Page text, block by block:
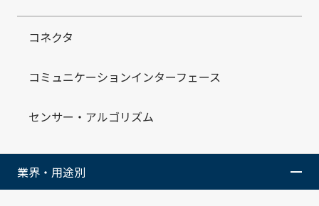
コネクタ
コミュニケーションインターフェース
センサー・アルゴリズム
業界・用途別
低消費動作型のSCPS（自立給